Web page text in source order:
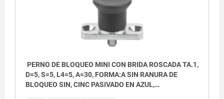
PERNO DE BLOQUEO MINI CON BRIDA ROSCADA TA.1,
D=5, S=5, L4=5, A=30, FORMA:A SIN RANURA DE
BLOQUEO SIN, CINC PASIVADO EN AZUL,